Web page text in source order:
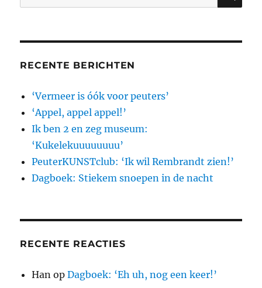
de
naar:
RECENTE BERICHTEN
‘Vermeer is óók voor peuters’
‘Appel, appel appel!’
Ik ben 2 en zeg museum:
‘Kukelekuuuuuuuu’
PeuterKUNSTclub: ‘Ik wil Rembrandt zien!’
Dagboek: Stiekem snoepen in de nacht
RECENTE REACTIES
Han opDagboek: ‘Eh uh, nog een keer!’